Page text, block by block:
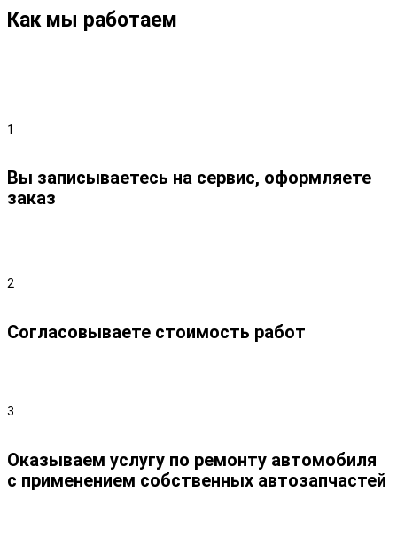
Как мы работаем
1
Вы записываетесь на сервис, оформляете
заказ
2
Согласовываете стоимость работ
3
Оказываем услугу по ремонту автомобиля
с применением собственных автозапчастей